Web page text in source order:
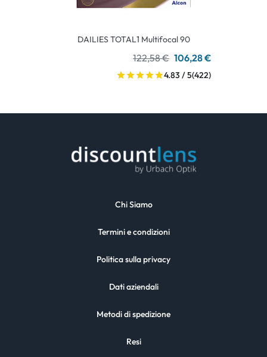
DAILIES TOTAL1 Multifocal 90
122,58 € 106,28 €
4.83 / 5(422)
Chi Siamo
Termini e condizioni
Politica sulla privacy
Dati aziendali
Metodi di spedizione
Resi